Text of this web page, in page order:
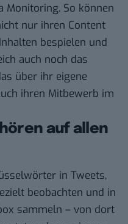
Monitoring. So können
nur ihren Content
bespielen und
auch noch das
über ihr eigene
ihren Mitbewerb im
auf allen
in Tweets,
beobachten und in
sammeln – von dort